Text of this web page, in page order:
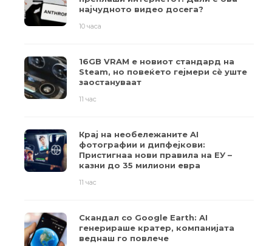
најчудното видео досега?
10 часа
16GB VRAM е новиот стандард на
Steam, но повеќето гејмери ​​сè уште
заостануваат
11 час
Крај на необележаните AI
фотографии и дипфејкови:
Пристигнаа нови правила на ЕУ –
казни до 35 милиони евра
11 час
Скандал со Google Earth: AI
генерираше кратер, компанијата
веднаш го повлече